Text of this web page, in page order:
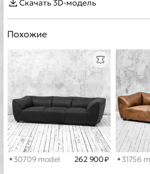
Скачать 3D-модель
Похожие
30709 model 262 900 ₽ 31756